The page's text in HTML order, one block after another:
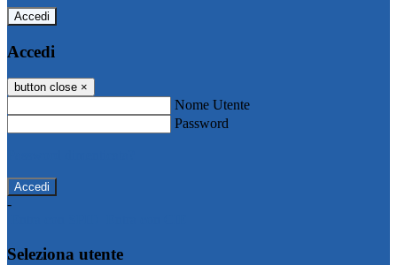
Accedi
Accedi
button close ×
Nome Utente
Password
-
Seleziona utente